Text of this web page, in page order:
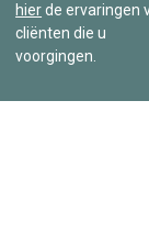
hierde ervaringen
cliënten die u
voorgingen.